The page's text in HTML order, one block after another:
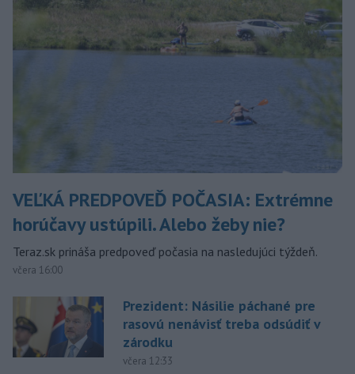
VEĽKÁ PREDPOVEĎ POČASIA: Extrémne
horúčavy ustúpili. Alebo žeby nie?
Teraz.sk prináša predpoveď počasia na nasledujúci týždeň.
včera 16:00
Prezident: Násilie páchané pre
rasovú nenávisť treba odsúdiť v
zárodku
včera 12:33